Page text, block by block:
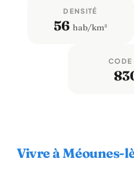
DENSITÉ
56 hab/km²
CODE
Vivre à Méounes-